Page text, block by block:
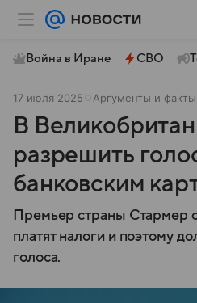
Война в Иране СВО
17 июля 2025 Аргументы и факты
В
разрешить
банковским
Премьер страны Стармер
платят налоги и поэтому
голоса.